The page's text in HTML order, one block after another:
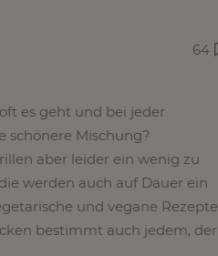
64
es geht und bei jeder
schönere Mischung?
aber leider ein wenig zu
werden auch auf Dauer ein
und vegane Rezepte
bestimmt auch jedem, der